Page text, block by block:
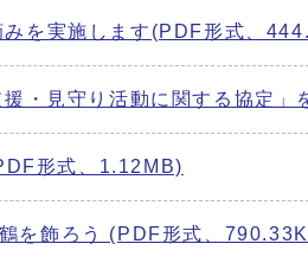
を実施します(PDF形式、
・見守り活動に関する協定
形式、1.12MB)
を飾ろう (PDF形式、